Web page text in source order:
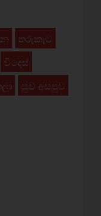
තරුකැට
විදෙස්
සුව අසපුව